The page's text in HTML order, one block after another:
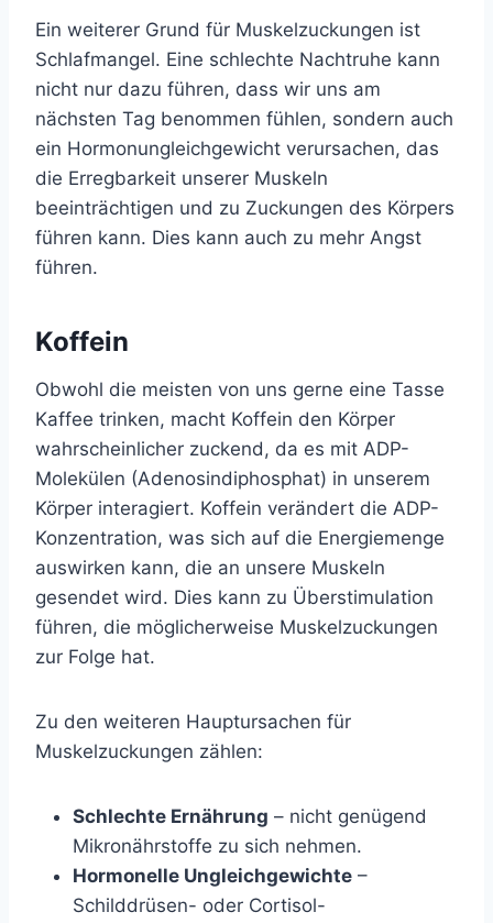
Ein weiterer Grund für Muskelzuckungen ist
Schlafmangel. Eine schlechte Nachtruhe kann
nicht nur dazu führen, dass wir uns am
nächsten Tag benommen fühlen, sondern auch
ein Hormonungleichgewicht verursachen, das
die Erregbarkeit unserer Muskeln
beeinträchtigen und zu Zuckungen des Körpers
führen kann. Dies kann auch zu mehr Angst
führen.
Koffein
Obwohl die meisten von uns gerne eine Tasse
Kaffee trinken, macht Koffein den Körper
wahrscheinlicher zuckend, da es mit ADP-
Molekülen (Adenosindiphosphat) in unserem
Körper interagiert. Koffein verändert die ADP-
Konzentration, was sich auf die Energiemenge
auswirken kann, die an unsere Muskeln
gesendet wird. Dies kann zu Überstimulation
führen, die möglicherweise Muskelzuckungen
zur Folge hat.
Zu den weiteren Hauptursachen für
Muskelzuckungen zählen:
Schlechte Ernährung – nicht genügend
Mikronährstoffe zu sich nehmen.
Hormonelle Ungleichgewichte –
Schilddrüsen- oder Cortisol-